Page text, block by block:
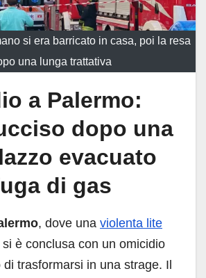
si era barricato in casa, poi la resa
una lunga trattativa
a Palermo:
dopo una
evacuato
di gas
, dove una violenta lite
è conclusa con un omicidio
trasformarsi in una strage. Il